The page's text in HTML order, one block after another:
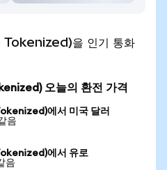
을 인기 통화
오늘의 환전 가격
에서 미국 달러
음
에서 유로
음